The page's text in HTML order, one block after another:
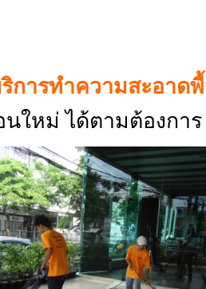
การทำความสะอาด
นใหม่ ได้ตามต้องกา